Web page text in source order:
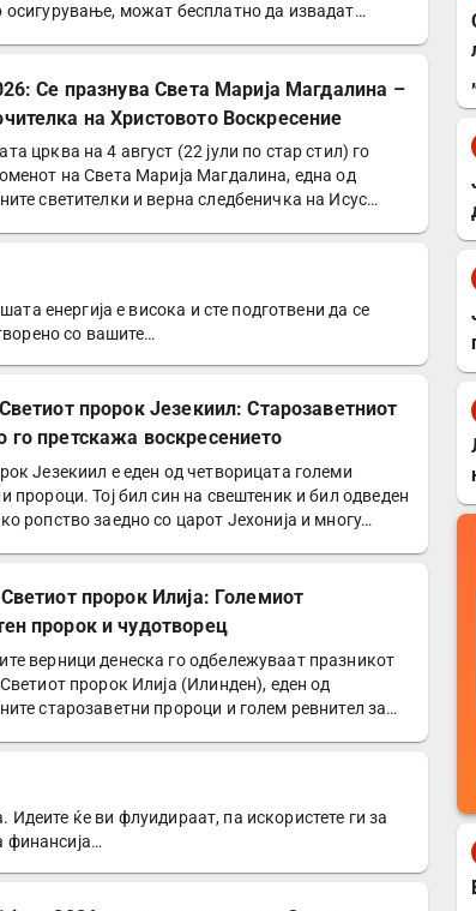
осигурување, можат бесплатно да извадат
Се празнува Света Марија Магдалина –
на Христовото Воскресение
црква на 4 август (22 јули по стар стил) го
на Света Марија Магдалина, една од
светителки и верна следбеничка на Исус…
енергија е висока и сте подготвени да се
со вашите…
пророк Језекиил: Старозаветниот
го претскажа воскресението
Језекиил е еден од четворицата големи
пророци. Тој бил син на свештеник и бил одведен
ропство заедно со царот Јехонија и многу…
пророк Илија: Големиот
пророк и чудотворец
верници денеска го одбележуваат празникот
пророк Илија (Илинден), еден од
старозаветни пророци и голем ревнител за…
Идеите ќе ви флуидираат, па искористете ги за
финансија…